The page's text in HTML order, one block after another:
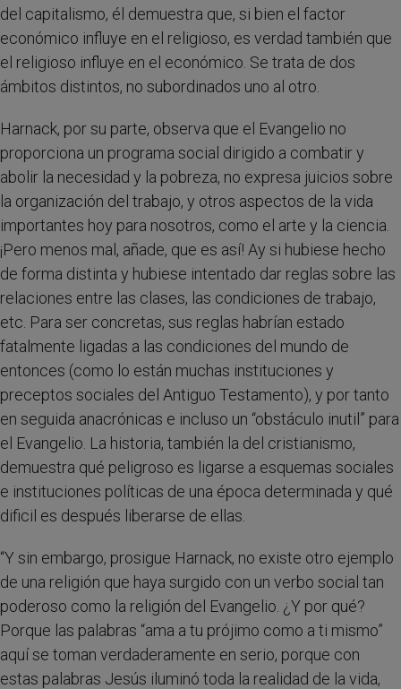
del capitalismo, él demuestra que, si bien el factor
económico influye en el religioso, es verdad también que
el religioso influye en el económico. Se trata de dos
ámbitos distintos, no subordinados uno al otro.
Harnack, por su parte, observa que el Evangelio no
proporciona un programa social dirigido a combatir y
abolir la necesidad y la pobreza, no expresa juicios sobre
la organización del trabajo, y otros aspectos de la vida
importantes hoy para nosotros, como el arte y la ciencia.
¡Pero menos mal, añade, que es así! Ay si hubiese hecho
de forma distinta y hubiese intentado dar reglas sobre las
relaciones entre las clases, las condiciones de trabajo,
etc. Para ser concretas, sus reglas habrían estado
fatalmente ligadas a las condiciones del mundo de
entonces (como lo están muchas instituciones y
preceptos sociales del Antiguo Testamento), y por tanto
en seguida anacrónicas e incluso un “obstáculo inutil” para
el Evangelio. La historia, también la del cristianismo,
demuestra qué peligroso es ligarse a esquemas sociales
e instituciones políticas de una época determinada y qué
dificil es después liberarse de ellas.
“Y sin embargo, prosigue Harnack, no existe otro ejemplo
de una religión que haya surgido con un verbo social tan
poderoso como la religión del Evangelio. ¿Y por qué?
Porque las palabras “ama a tu prójimo como a ti mismo”
aquí se toman verdaderamente en serio, porque con
estas palabras Jesús iluminó toda la realidad de la vida,